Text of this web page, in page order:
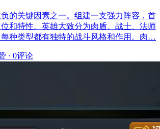
的关键因素之一。组建一支强力阵容，首
和特性。英雄大致分为肉盾、战士、法师
种类型都有独特的战斗风格和作用。肉…
· 0评论